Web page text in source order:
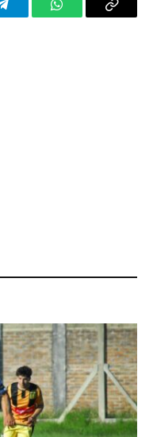
TelegramWhatsAppCopy